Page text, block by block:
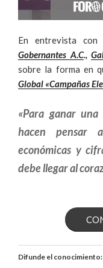
En entrevista
Gobernantes A.C.,
sobre la forma en
Global «Campañas
«Para ganar
hacen pensar
económicas y
debe llegar al
Difunde el conocimiento: